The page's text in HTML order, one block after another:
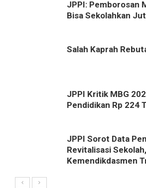
JPPI: Pemborosan
Bisa Sekolahkan
Salah Kaprah
JPPI Kritik MBG
Pendidikan Rp 224
JPPI Sorot Data
Revitalisasi
Kemendikdasmen